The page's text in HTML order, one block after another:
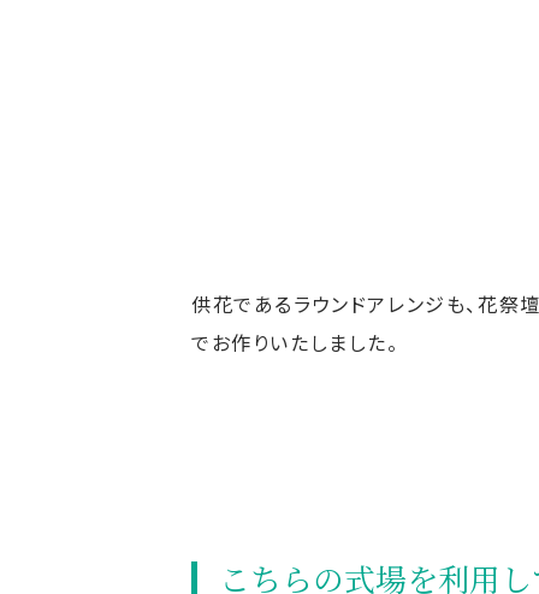
供花であるラウンドアレンジも、花祭
でお作りいたしました。
こちらの式場を利⽤